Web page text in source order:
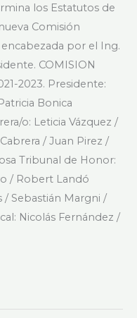
los Estatutos de
Comisión
por el Ing.
COMISION
2023. Presidente:
Bonica
o: Leticia Vázquez /
/ Juan Pirez /
Tribunal de Honor:
/ Robert Landó
/ Sebastián Margni /
Nicolás Fernández /